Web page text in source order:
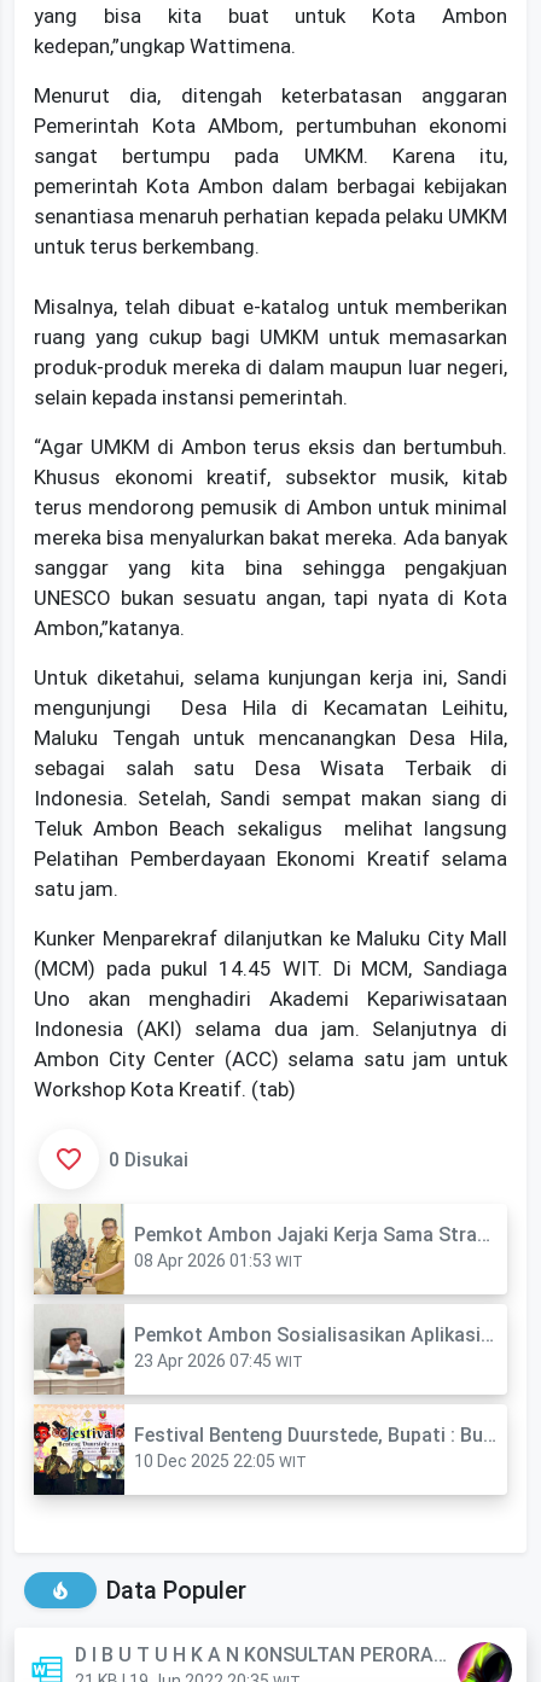
yang bisa kita buat untuk Kota Ambon
kedepan,”ungkap Wattimena.
Menurut dia, ditengah keterbatasan anggaran
Pemerintah Kota AMbom, pertumbuhan ekonomi
sangat bertumpu pada UMKM. Karena itu,
pemerintah Kota Ambon dalam berbagai kebijakan
senantiasa menaruh perhatian kepada pelaku UMKM
untuk terus berkembang.
Misalnya, telah dibuat e-katalog untuk memberikan
ruang yang cukup bagi UMKM untuk memasarkan
produk-produk mereka di dalam maupun luar negeri,
selain kepada instansi pemerintah.
“Agar UMKM di Ambon terus eksis dan bertumbuh.
Khusus ekonomi kreatif, subsektor musik, kitab
terus mendorong pemusik di Ambon untuk minimal
mereka bisa menyalurkan bakat mereka. Ada banyak
sanggar yang kita bina sehingga pengakjuan
UNESCO bukan sesuatu angan, tapi nyata di Kota
Ambon,”katanya.
Untuk diketahui, selama kunjungan kerja ini, Sandi
mengunjungi Desa Hila di Kecamatan Leihitu,
Maluku Tengah untuk mencanangkan Desa Hila,
sebagai salah satu Desa Wisata Terbaik di
Indonesia. Setelah, Sandi sempat makan siang di
Teluk Ambon Beach sekaligus melihat langsung
Pelatihan Pemberdayaan Ekonomi Kreatif selama
satu jam.
Kunker Menparekraf dilanjutkan ke Maluku City Mall
(MCM) pada pukul 14.45 WIT. Di MCM, Sandiaga
Uno akan menghadiri Akademi Kepariwisataan
Indonesia (AKI) selama dua jam. Selanjutnya di
Ambon City Center (ACC) selama satu jam untuk
Workshop Kota Kreatif. (tab)
0 Disukai
Pemkot Ambon Jajaki Kerja Sama Strategis dengan Pemerintah Belanda
08 Apr 2026 01:53 WIT
Pemkot Ambon Sosialisasikan Aplikasi SLABER untuk Perkuat Transparansi Kerja Sama Media
23 Apr 2026 07:45 WIT
Festival Benteng Duurstede, Bupati : Budaya Harus Tetap Hidup
10 Dec 2025 22:05 WIT
Data Populer
D I B U T U H K A N KONSULTAN PERORANGAN (Anggota)